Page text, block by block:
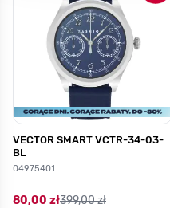
VECTOR SMART VCTR-34-03-
BL
04975401
80,00 zł399,00 zł